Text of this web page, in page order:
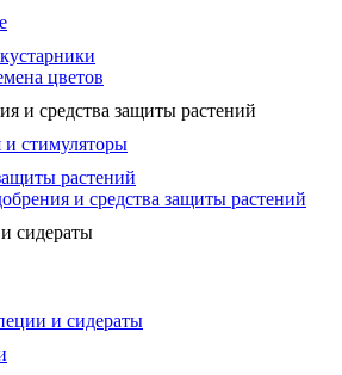
цветов
и средства защиты растений
и стимуляторы
растений
и средства защиты растений
сидераты
и сидераты